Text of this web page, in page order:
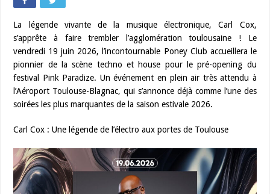
La légende vivante de la musique électronique, Carl Cox,
s’apprête à faire trembler l’agglomération toulousaine ! Le
vendredi 19 juin 2026, l’incontournable Poney Club accueillera le
pionnier de la scène techno et house pour le pré-opening du
festival Pink Paradize. Un événement en plein air très attendu à
l’Aéroport Toulouse-Blagnac, qui s’annonce déjà comme l’une des
soirées les plus marquantes de la saison estivale 2026.
Carl Cox : Une légende de l’électro aux portes de Toulouse